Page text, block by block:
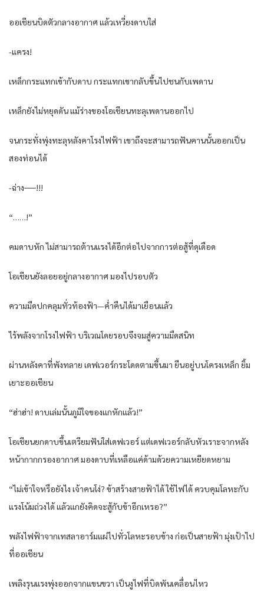
ออเชียนบิดตัวกลางอากาศ แล้วเหวี่ยงดาบใส่
-แครง!
เหล็กกระแทกเข้ากับดาบ กระแทกเขากลับขึ้นไปชนกับเพดาน
เหล็กยังไม่หยุดดัน แม้ร่างของโอเชียนทะลุเพดานออกไป
จนกระทั่งพุ่งทะลุหลังคาโรงไฟฟ้า เขาถึงจะสามารถฟันคานนั้นออกเป็น
สองท่อนได้
-ฉ่าง──!!!
“……!”
คมดาบหัก ไม่สามารถต้านแรงได้อีกต่อไปจากการต่อสู้ที่ดุเดือด
โอเชียนยังลอยอยู่กลางอากาศ มองไปรอบตัว
ความมืดปกคลุมทั่วท้องฟ้า—ค่ำคืนได้มาเยือนแล้ว
ไร้พลังจากโรงไฟฟ้า บริเวณโดยรอบจึงจมสู่ความมืดสนิท
ผ่านหลังคาที่พังทลาย เดฟเวอร์กระโดดตามขึ้นมา ยืนอยู่บนโครงเหล็ก ยิ้ม
เยาะออเชียน
“ฮ่าฮ่า! ดาบเล่มนั้นภูมิใจของแกหักแล้ว!”
โอเชียนยกดาบขึ้นเตรียมฟันใส่เดฟเวอร์ แต่เดฟเวอร์กลับหัวเราะจากหลัง
หน้ากากกรองอากาศ มองดาบที่เหลือแค่ด้ามด้วยความเหยียดหยาม
“ไม่เข้าใจหรือยังไง เจ้าคนโง่? ข้าสร้างสายฟ้าได้ ใช้ไฟได้ ควบคุมโลหะกับ
แรงโน้มถ่วงได้ แล้วแกยังคิดจะสู้กับข้าอีกเหรอ?”
พลังไฟฟ้าจากเทสลาอาร์มแผ่ไปทั่วโลหะรอบข้าง ก่อเป็นสายฟ้า มุ่งเป้าไป
ที่ออเชียน
เพลิงรุนแรงพุ่งออกจากแขนขวา เป็นงูไฟที่บิดพันเคลื่อนไหว